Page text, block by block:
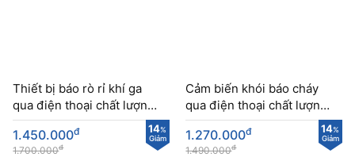
Thiết bị báo rò rỉ khí ga
qua điện thoại chất lượng
cao
14%
Giảm
1.450.000đ
1.700.000đ
Cảm biến khói báo cháy
qua điện thoại chất lượng
cao
14%
Giảm
1.270.000đ
1.490.000đ